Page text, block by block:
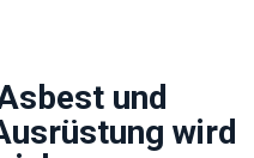
und
wird